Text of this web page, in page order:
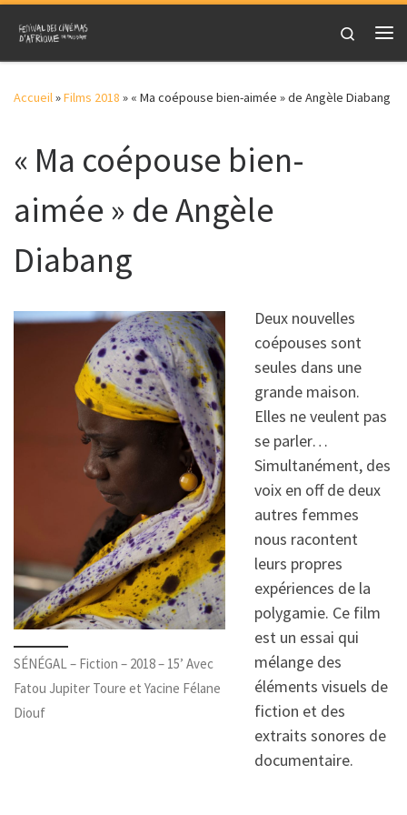
Skip to content
Search
Accueil»Films 2018 » « Ma coépouse bien-aimée » de Angèle Diabang
« Ma coépouse bien-
aimée » de Angèle
Diabang
SÉNÉGAL – Fiction – 2018 – 15’ Avec
Fatou Jupiter Toure et Yacine Félane
Diouf
Deux nouvelles
coépouses sont
seules dans une
grande maison.
Elles ne veulent pas
se parler…
Simultanément, des
voix en off de deux
autres femmes
nous racontent
leurs propres
expériences de la
polygamie. Ce film
est un essai qui
mélange des
éléments visuels de
fiction et des
extraits sonores de
documentaire.